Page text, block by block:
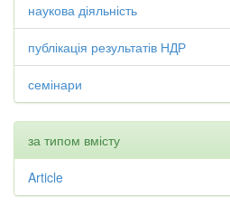
наукова діяльність
публікація результатів НДР
семінари
за типом вмісту
Article